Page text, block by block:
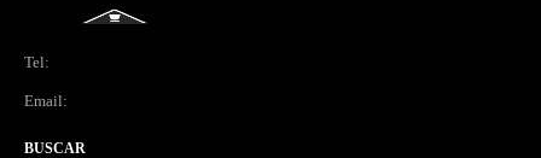
Tel:
Email:
BUSCAR